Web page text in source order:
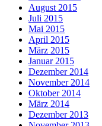
August 2015
Juli 2015
Mai 2015
April 2015
März 2015
Januar 2015
Dezember 2014
November 2014
Oktober 2014
März 2014
Dezember 2013